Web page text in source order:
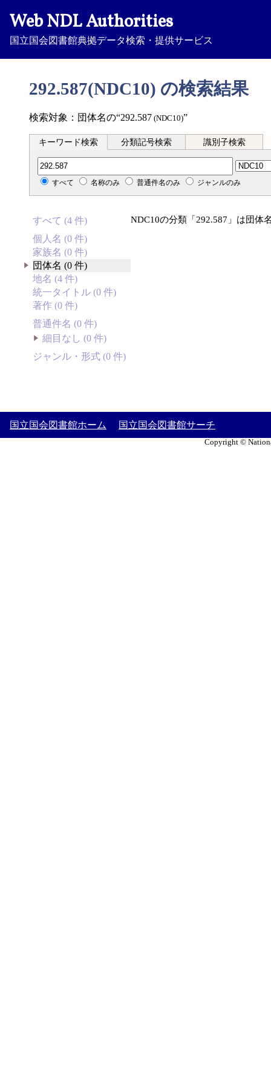
Web NDL Authorities
国立国会図書館典拠データ検索・提供サービス
292.587(NDC10) の検索結果
検索対象：団体名の“292.587 (NDC10)”
キーワード検索 分類記号検索 識別子検索
分類記号検索
すべて 名称のみ 普通件名のみ ジャンルのみ
すべて (4 件)
個人名 (0 件)
家族名 (0 件)
団体名 (0 件)
地名 (4 件)
統一タイトル (0 件)
著作 (0 件)
普通件名 (0 件)
細目なし (0 件)
ジャンル・形式 (0 件)
NDC10の分類「292.587」は団体
国立国会図書館ホーム 国立国会図書館サーチ
Copyright ©